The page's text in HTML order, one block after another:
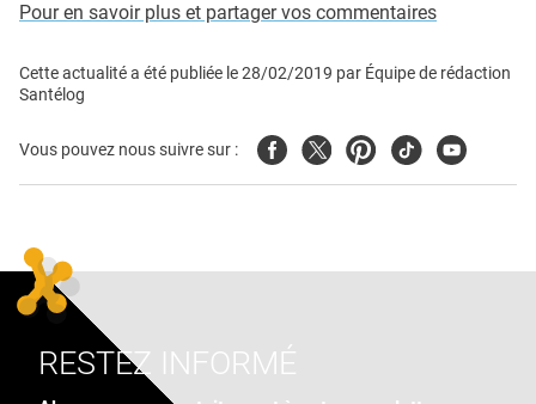
Pour en savoir plus et partager vos commentaires
Cette actualité a été publiée le28/02/2019 par Équipe de rédaction
Santélog
Vous pouvez nous suivre sur : FacebookTwitterPinterest
TiktokYoutube
RESTEZ INFORMÉ